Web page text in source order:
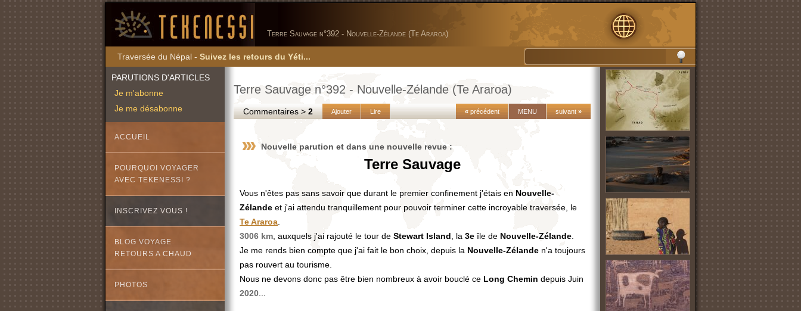
Terre Sauvage n°392 - Nouvelle-Zélande (Te Araroa)
Traversée du Népal - Suivez les retours du Yéti...
PARUTIONS D'ARTICLES
Je m'abonne
Je me désabonne
ACCUEIL
POURQUOI VOYAGER
AVEC TEKENESSI ?
INSCRIVEZ VOUS !
BLOG VOYAGE
RETOURS A CHAUD
PHOTOS
Terre Sauvage n°392 - Nouvelle-Zélande (Te Araroa)
Commentaires >2 Ajouter Lire suivant »
MENU
« précédent
Nouvelle parution et dans une nouvelle revue :
Terre Sauvage
Vous n'êtes pas sans savoir que durant le premier confinement j'étais en Nouvelle-
Zélande et j'ai attendu tranquillement pour pouvoir terminer cette incroyable traversée, le
Te Araroa
3006 km , auxquels j'ai rajouté le tour de Stewart Island , la 3eîle de Nouvelle-Zélande
Je me rends bien compte que j'ai fait le bon choix, depuis la Nouvelle-Zélande n'a toujours
pas rouvert au tourisme.
Nous ne devons donc pas être bien nombreux à avoir bouclé ce Long Chemin depuis Juin
2020